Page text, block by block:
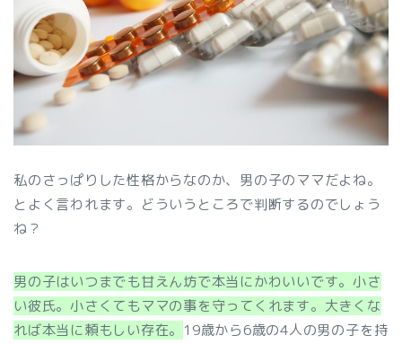
私のさっぱりした性格からなのか、男の子のママだよね。
とよく言われます。どういうところで判断するのでしょう
ね？
男の子はいつまでも甘えん坊で本当にかわいいです。小さ
い彼氏。小さくてもママの事を守ってくれます。大きくな
れば本当に頼もしい存在。 19歳から6歳の4人の男の子を持